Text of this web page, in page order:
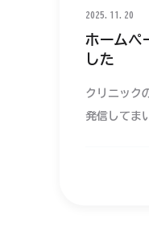
2025.11.20
ホームペ
した
クリニック
発信してま